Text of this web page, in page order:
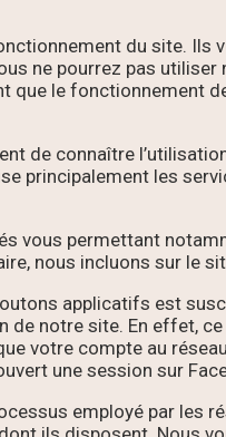
du site.
ne pourrez pas
que le fonctionnement
de connaître
principalement les
vous permettant
nous incluons sur le
applicatifs est
notre site. En effet,
votre compte au
une session sur
employé par